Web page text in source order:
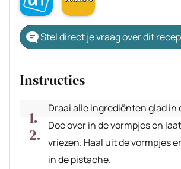
Stel direct je vraag over dit
Instructies
Draai alle ingrediënten glad in
Doe over in de vormpjes en
vriezen. Haal uit de vormpjes
in de pistache.